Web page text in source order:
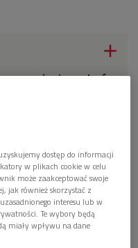

w życiu po końcu
dostęp do informacji
w plikach cookie w celu
może zaakceptować swoje
jak również skorzystać z
interesu lub w
Te wybory będą
miały wpływu na dane